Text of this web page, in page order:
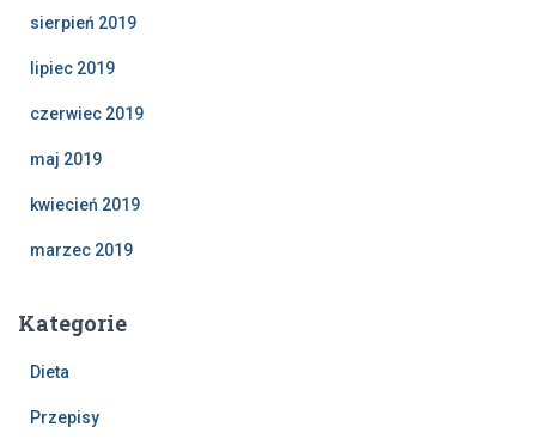
sierpień 2019
lipiec 2019
czerwiec 2019
maj 2019
kwiecień 2019
marzec 2019
Kategorie
Dieta
Przepisy